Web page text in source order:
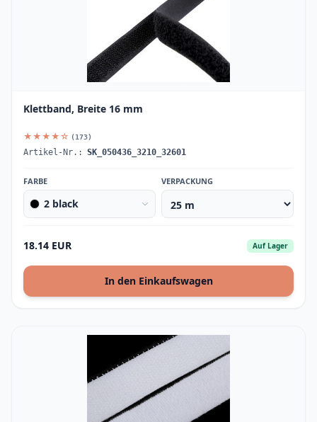
Klettband, Breite 16 mm
★★★★☆ (173)
Artikel-Nr.: SK_050436_3210_32601
FARBE
2 black
VERPACKUNG
18.14 EUR Auf Lager
In den Einkaufswagen